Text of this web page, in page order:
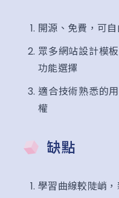
開源、免費，可
眾多網站設計模
功能選擇
適合技術熟悉的
權
缺點
學習曲線較陡峭